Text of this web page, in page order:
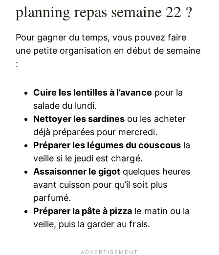
planning repas semaine 22 ?
Pour gagner du temps, vous pouvez faire
une petite organisation en début de semaine
:
Cuire les lentilles à l’avance pour la
salade du lundi.
Nettoyer les sardines ou les acheter
déjà préparées pour mercredi.
Préparer les légumes du couscousla
veille si le jeudi est chargé.
Assaisonner le gigot quelques heures
avant cuisson pour qu’il soit plus
parfumé.
Préparer la pâte à pizza le matin ou la
veille, puis la garder au frais.